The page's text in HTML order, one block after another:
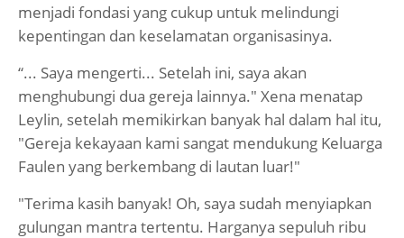
menjadi fondasi yang cukup untuk melindungi
kepentingan dan keselamatan organisasinya.
“... Saya mengerti... Setelah ini, saya akan
menghubungi dua gereja lainnya." Xena menatap
Leylin, setelah memikirkan banyak hal dalam hal itu,
"Gereja kekayaan kami sangat mendukung Keluarga
Faulen yang berkembang di lautan luar!"
"Terima kasih banyak! Oh, saya sudah menyiapkan
gulungan mantra tertentu. Harganya sepuluh ribu